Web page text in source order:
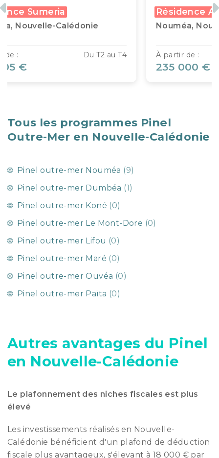
Alyssa
Calédonie
Du T2 au T4
Résidence Ikon
Nouméa, Nouvelle-
À partir de :
246 000 €
Tous les programmes Pinel
Outre-Mer en Nouvelle-Calédonie
Pinel outre-mer Nouméa (9)
Pinel outre-mer Dumbéa (1)
Pinel outre-mer Koné (0)
Pinel outre-mer Le Mont-Dore (0)
Pinel outre-mer Lifou (0)
Pinel outre-mer Maré (0)
Pinel outre-mer Ouvéa (0)
Pinel outre-mer Païta (0)
Autres avantages du Pinel
en Nouvelle-Calédonie
Le plafonnement des niches fiscales est plus
élevé
Les investissements réalisés en Nouvelle-
Calédonie bénéficient d'un plafond de déduction
fiscale plus avantageux, s'élevant à 18 000 € par